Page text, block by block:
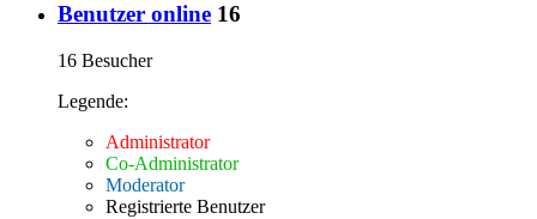
Benutzer online 16
16 Besucher
Legende:
Administrator
Co-Administrator
Moderator
Registrierte Benutzer